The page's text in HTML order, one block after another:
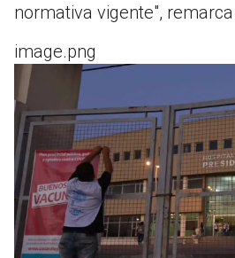
normativa vigente",
image.png